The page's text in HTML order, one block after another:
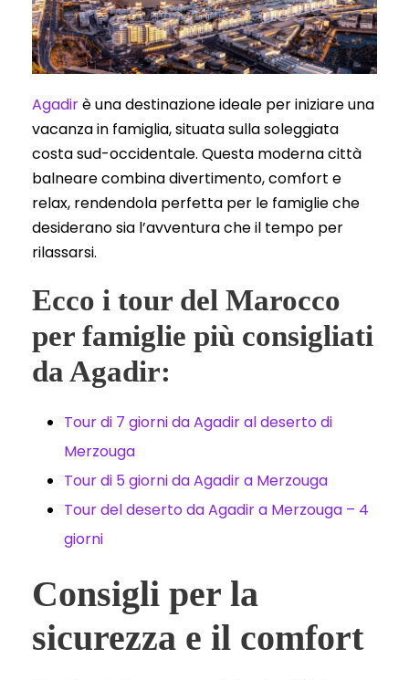
Agadirè una destinazione ideale per iniziare una
vacanza in famiglia, situata sulla soleggiata
costa sud-occidentale. Questa moderna città
balneare combina divertimento, comfort e
relax, rendendola perfetta per le famiglie che
desiderano sia l’avventura che il tempo per
rilassarsi.
Ecco i tour del Marocco
per famiglie più consigliati
da Agadir:
Tour di 7 giorni da Agadir al deserto di
Merzouga
Tour di 5 giorni da Agadir a Merzouga
Tour del deserto da Agadir a Merzouga – 4
giorni
Consigli per la
sicurezza e il comfort